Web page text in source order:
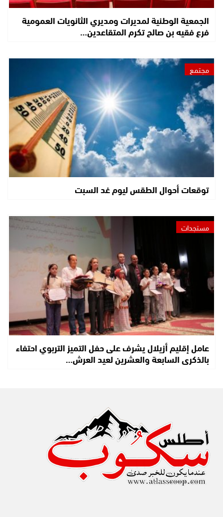
الجمعية الوطنية لمديرات ومديري الثانويات العمومية
فرع فقيه بن صالح تكرم المتقاعدين…
مجتمع
توقعات أحوال الطقس ليوم غد السبت
مستجدات
عامل إقليم أزيلال يشرف على حفل التميز التربوي احتفاء
بالذكرى السابعة والعشرين لعيد العرش…